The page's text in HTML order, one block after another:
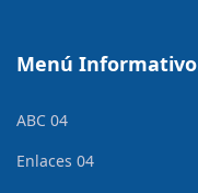
Menú Informativo
ABC 04
Enlaces 04